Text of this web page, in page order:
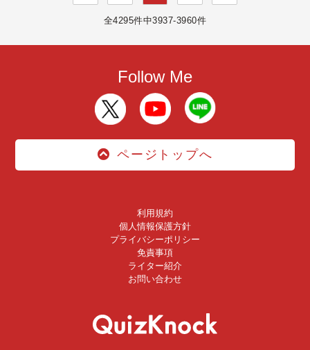
全4295件中3937-3960件
Follow Me
ページトップへ
利用規約
個人情報保護方針
プライバシーポリシー
免責事項
ライター紹介
お問い合わせ